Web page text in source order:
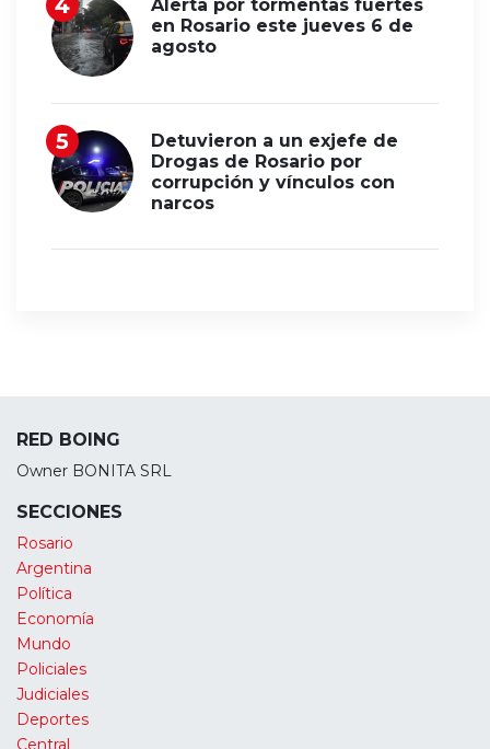
Alerta por tormentas fuertes
en Rosario este jueves 6 de
agosto
Detuvieron a un exjefe de
Drogas de Rosario por
corrupción y vínculos con
narcos
RED BOING
Owner BONITA SRL
SECCIONES
Rosario
Argentina
Política
Economía
Mundo
Policiales
Judiciales
Deportes
Central